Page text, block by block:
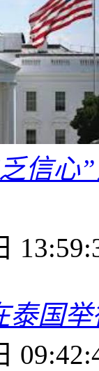
信心
泰国